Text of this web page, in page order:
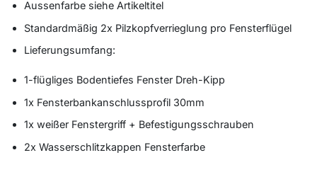
Aussenfarbe siehe Artikeltitel
Standardmäßig 2x Pilzkopfverrieglung pro Fensterflügel
Lieferungsumfang:
1-flügliges Bodentiefes Fenster Dreh-Kipp
1x Fensterbankanschlussprofil 30mm
1x weißer Fenstergriff + Befestigungsschrauben
2x Wasserschlitzkappen Fensterfarbe